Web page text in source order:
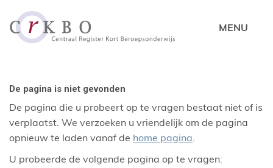
De pagina is niet gevonden
De pagina die u probeert op te vragen bestaat niet of is
verplaatst. We verzoeken u vriendelijk om de pagina
opnieuw te laden vanaf de home pagina.
U probeerde de volgende pagina op te vragen: